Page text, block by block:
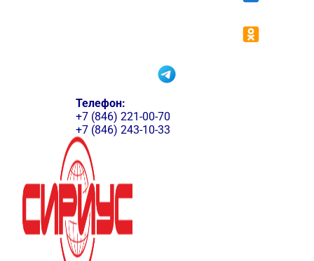
Телефон:
+7 (846) 221-00-70
+7 (846) 243-10-33